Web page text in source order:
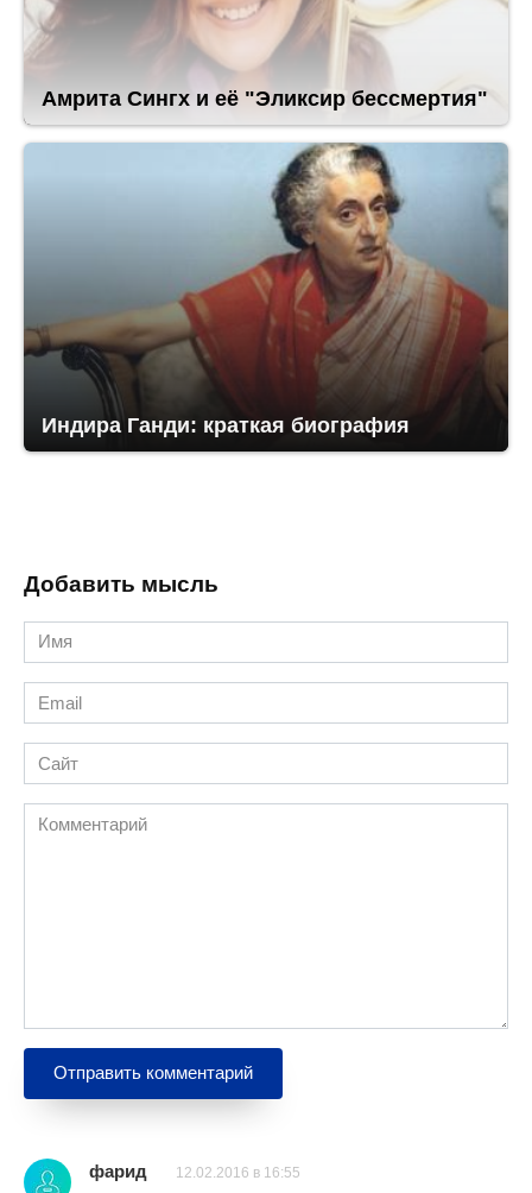
Амрита Сингх и её "Эликсир бессмертия"
Индира Ганди: краткая биография
Добавить мысль
Имя
*
Email
*
Сайт
Комментарий
фарид 12.02.2016 в 16:55